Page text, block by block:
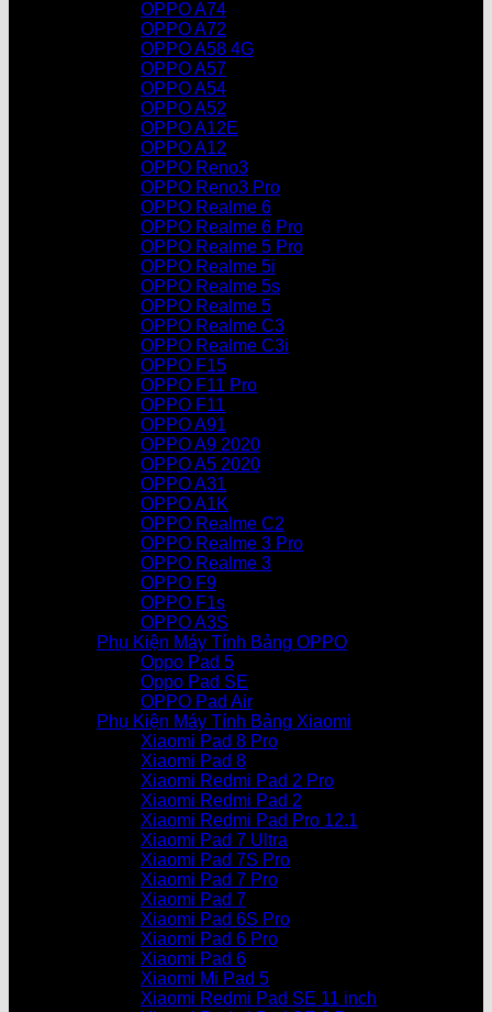
OPPO A74
OPPO A72
OPPO A58 4G
OPPO A57
OPPO A54
OPPO A52
OPPO A12E
OPPO A12
OPPO Reno3
OPPO Reno3 Pro
OPPO Realme 6
OPPO Realme 6 Pro
OPPO Realme 5 Pro
OPPO Realme 5i
OPPO Realme 5s
OPPO Realme 5
OPPO Realme C3
OPPO Realme C3i
OPPO F15
OPPO F11 Pro
OPPO F11
OPPO A91
OPPO A9 2020
OPPO A5 2020
OPPO A31
OPPO A1K
OPPO Realme C2
OPPO Realme 3 Pro
OPPO Realme 3
OPPO F9
OPPO F1s
OPPO A3S
Phụ Kiện Máy Tính Bảng OPPO
Oppo Pad 5
Oppo Pad SE
OPPO Pad Air
Phụ Kiện Máy Tính Bảng Xiaomi
Xiaomi Pad 8 Pro
Xiaomi Pad 8
Xiaomi Redmi Pad 2 Pro
Xiaomi Redmi Pad 2
Xiaomi Redmi Pad Pro 12.1
Xiaomi Pad 7 Ultra
Xiaomi Pad 7S Pro
Xiaomi Pad 7 Pro
Xiaomi Pad 7
Xiaomi Pad 6S Pro
Xiaomi Pad 6 Pro
Xiaomi Pad 6
Xiaomi Mi Pad 5
Xiaomi Redmi Pad SE 11 inch